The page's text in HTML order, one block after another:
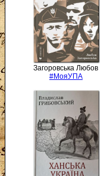
Загоровська Любов
#МояУПА